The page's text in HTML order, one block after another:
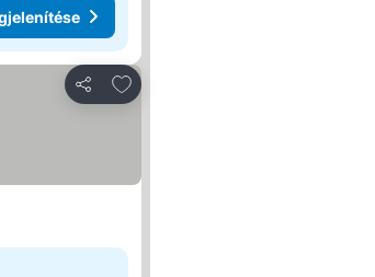
Megosztás
Hozzáadás a kedvencekhez